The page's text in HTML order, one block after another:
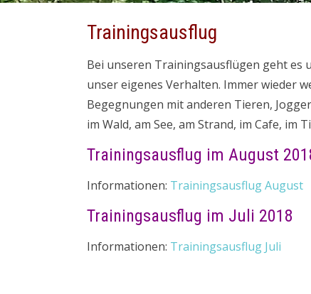
Trainingsausflug
Bei unseren Trainingsausflügen geht es
unser eigenes Verhalten. Immer wieder
Begegnungen mit anderen Tieren,
im Wald, am See, am Strand, im Cafe,
Trainingsausflug im August
Informationen: Trainingsausflug August
Trainingsausflug im Juli 2018
Informationen: Trainingsausflug Juli